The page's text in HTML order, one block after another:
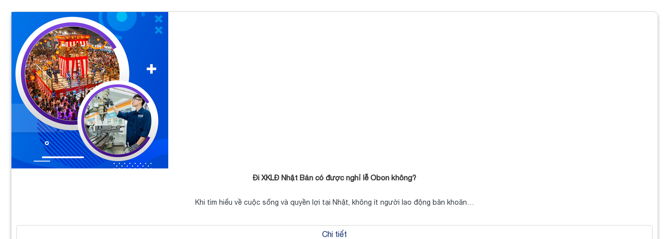
Đi XKLĐ Nhật Bản có được nghỉ lễ Obon không?
Khi tìm hiểu về cuộc sống và quyền lợi tại Nhật, không ít người lao động băn khoăn…
Chi tiết